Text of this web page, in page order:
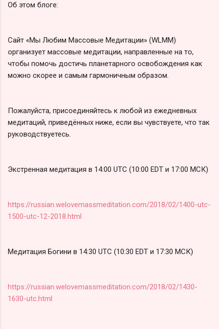
Об этом блоге:
Сайт «Мы Любим Массовые Медитации» (WLMM)
организует массовые медитации, направленные на то,
чтобы помочь достичь планетарного освобождения как
можно скорее и самым гармоничным образом.
Пожалуйста, присоединяйтесь к любой из ежедневных
медитаций, приведённых ниже, если вы чувствуете, что так
руководствуетесь.
Экстренная медитация в 14:00 UTC (10:00 EDT и 17:00 МСК)
https://russian.welovemassmeditation.com/2018/02/1400-utc-
1500-utc-12-2018.html
Медитация Богини в 14:30 UTC (10:30 EDT и 17:30 МСК)
https://russian.welovemassmeditation.com/2018/02/1430-
1630-utc.html